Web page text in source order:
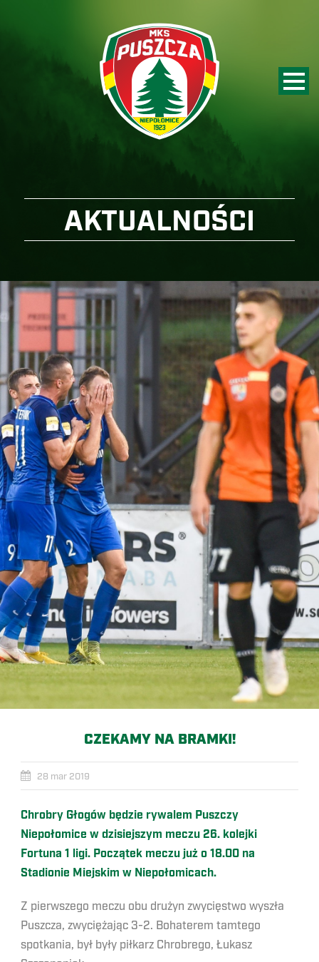
AKTUALNOŚCI
CZEKAMY NA BRAMKI!
28 mar 2019
Chrobry Głogów będzie rywalem Puszczy
Niepołomice w dzisiejszym meczu 26. kolejki
Fortuna 1 ligi. Początek meczu już o 18.00 na
Stadionie Miejskim w Niepołomicach.
Z pierwszego meczu obu drużyn zwycięstwo wyszła
Puszcza, zwyciężając 3-2. Bohaterem tamtego
spotkania, był były piłkarz Chrobrego, Łukasz